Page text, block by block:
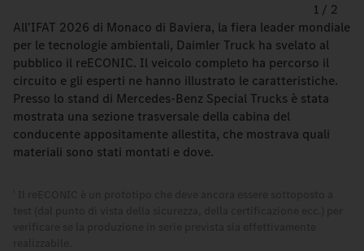
1 / 2
All'IFAT 2026 di Monaco di Baviera, la fiera leader mondiale
per le tecnologie ambientali, Daimler Truck ha svelato al
pubblico il reECONIC. Il veicolo completo ha percorso il
circuito e gli esperti ne hanno illustrato le caratteristiche.
Presso lo stand di Mercedes-Benz Special Trucks è stata
mostrata una sezione trasversale della cabina del
conducente appositamente allestita, che mostrava quali
materiali sono stati montati e dove.